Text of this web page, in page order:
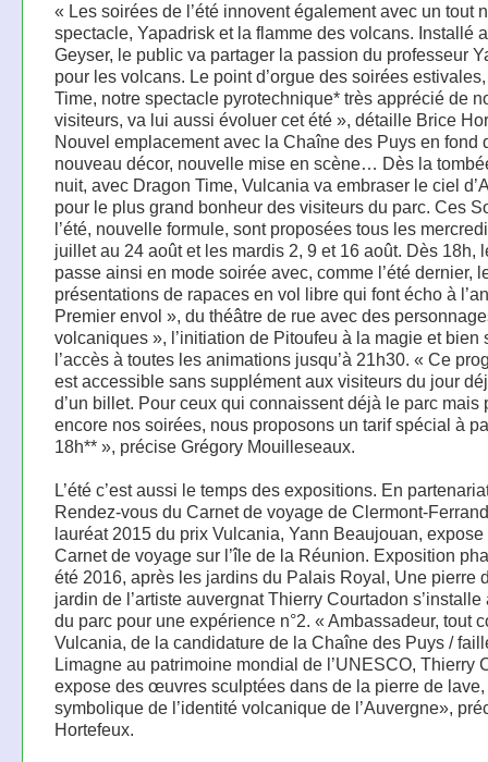
« Les soirées de l’été innovent également avec un tout
spectacle, Yapadrisk et la flamme des volcans. Installé
Geyser, le public va partager la passion du professeur
pour les volcans. Le point d’orgue des soirées
Time, notre spectacle pyrotechnique* très apprécié de
visiteurs, va lui aussi évoluer cet été », détaille Brice
Nouvel emplacement avec la Chaîne des Puys en fond
nouveau décor, nouvelle mise en scène… Dès la
nuit, avec Dragon Time, Vulcania va embraser le ciel
pour le plus grand bonheur des visiteurs du parc. Ces
l’été, nouvelle formule, sont proposées tous les
juillet au 24 août et les mardis 2, 9 et 16 août. Dès 18h,
passe ainsi en mode soirée avec, comme l’été dernier,
présentations de rapaces en vol libre qui font écho à
Premier envol », du théâtre de rue avec des
volcaniques », l’initiation de Pitoufeu à la magie et bien
l’accès à toutes les animations jusqu’à 21h30. « Ce
est accessible sans supplément aux visiteurs du jour
d’un billet. Pour ceux qui connaissent déjà le parc mais
encore nos soirées, nous proposons un tarif spécial à
18h** », précise Grégory Mouilleseaux.
L’été c’est aussi le temps des expositions. En
Rendez-vous du Carnet de voyage de Clermont-
lauréat 2015 du prix Vulcania, Yann Beaujouan, expose
Carnet de voyage sur l’île de la Réunion. Exposition
été 2016, après les jardins du Palais Royal, Une pierre
jardin de l’artiste auvergnat Thierry Courtadon s’installe
du parc pour une expérience n°2. « Ambassadeur, tout
Vulcania, de la candidature de la Chaîne des Puys /
Limagne au patrimoine mondial de l’UNESCO, Thierry
expose des œuvres sculptées dans de la pierre de lave,
symbolique de l’identité volcanique de l’Auvergne»,
Hortefeux.